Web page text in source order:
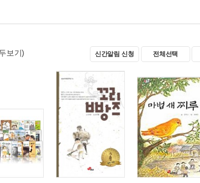
보기) 신간알림 신청 전체선택